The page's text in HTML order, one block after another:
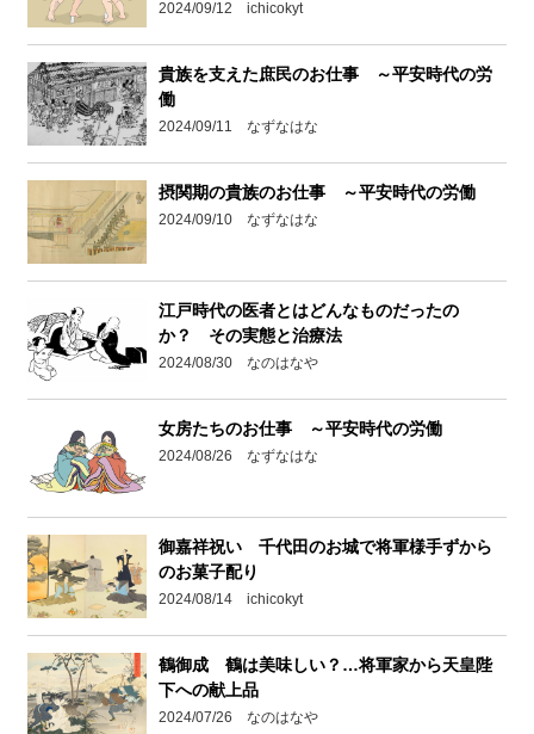
2024/09/12 ichicokyt
貴族を支えた庶民のお仕事 ～平安時代の労
働
2024/09/11 なずなはな
摂関期の貴族のお仕事 ～平安時代の労働
2024/09/10 なずなはな
江戸時代の医者とはどんなものだったの
か？ その実態と治療法
2024/08/30 なのはなや
女房たちのお仕事 ～平安時代の労働
2024/08/26 なずなはな
御嘉祥祝い 千代田のお城で将軍様手ずから
のお菓子配り
2024/08/14 ichicokyt
鶴御成 鶴は美味しい？…将軍家から天皇陛
下への献上品
2024/07/26 なのはなや